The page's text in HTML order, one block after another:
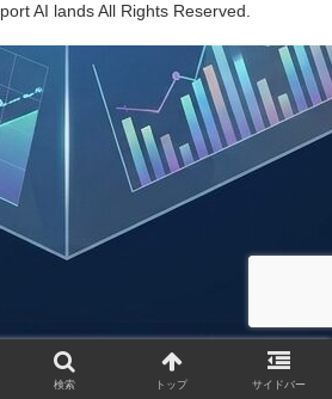
AI lands All Rights Reserved.
検索 トップ サイドバー